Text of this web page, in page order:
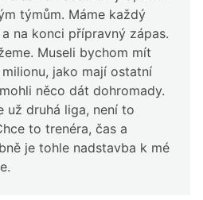
týmům. Máme každý
na konci přípravný zápas.
Museli bychom mít
jako mají ostatní
něco dát dohromady.
už druhá liga, není to
to trenéra, čas a
je tohle nadstavba k mé